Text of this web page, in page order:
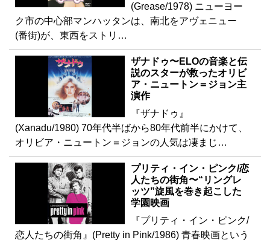
(Grease/1978) ニューヨー
ク市の中心部マンハッタンは、南北をアヴェニュー
(番街)が、東西をストリ…
ザナドゥ〜ELOの音楽と伝
説のスターが救ったオリビ
ア・ニュートン＝ジョン主
演作
『ザナドゥ』
(Xanadu/1980) 70年代半ばから80年代前半にかけて、
オリビア・ニュートン＝ジョンの人気は凄まじ…
プリティ・イン・ピンク/恋
人たちの街角〜“リングレ
ッツ”旋風を巻き起こした
学園映画
『プリティ・イン・ピンク/
恋人たちの街角』(Pretty in Pink/1986) 青春映画という